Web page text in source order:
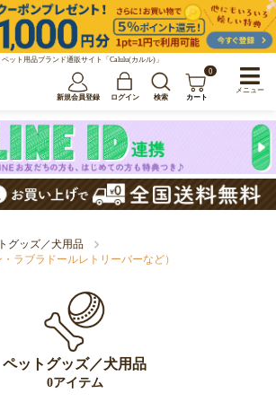
ット用品ブランド通販サイト「Calulu(カルル)」
新規会員登録 ログイン 検索
0
カート
グッズ／犬用品
ラブラドールレトリーバーなど）
ペットグッズ／犬用品
0アイテム
メニュー